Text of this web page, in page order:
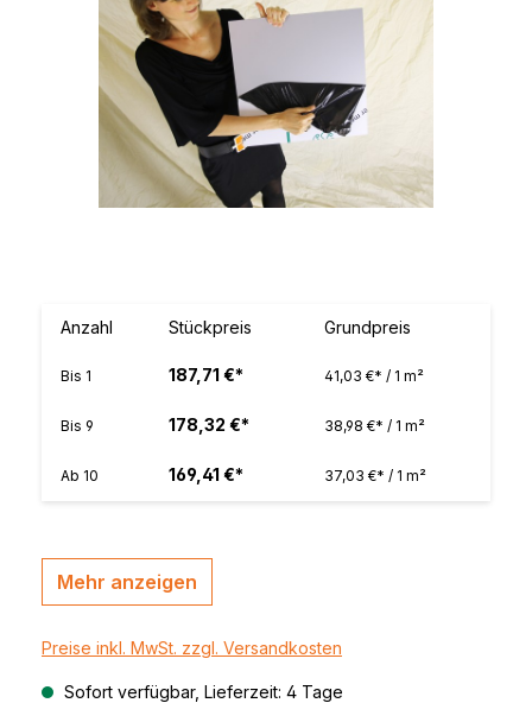
Anzahl Stückpreis Grundpreis
Bis 1 187,71 €* 41,03 €* / 1 m²
Bis 9 178,32 €* 38,98 €* / 1 m²
Ab 10 169,41 €* 37,03 €* / 1 m²
Mehr anzeigen
Preise inkl. MwSt. zzgl. Versandkosten
Sofort verfügbar, Lieferzeit: 4 Tage